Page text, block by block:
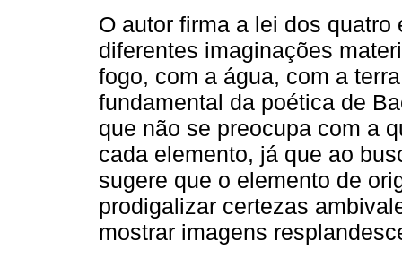
O autor firma a lei dos
diferentes imaginações
fogo, com a água, com a
fundamental da poética de
que não se preocupa com a
cada elemento, já que ao
sugere que o elemento de
prodigalizar certezas
mostrar imagens